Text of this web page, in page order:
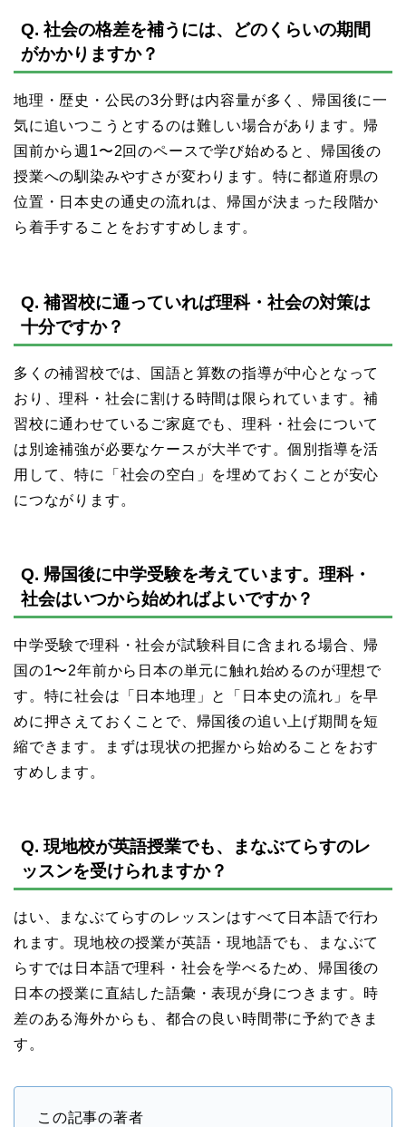
Q. 社会の格差を補うには、どのくらいの期間
がかかりますか？
地理・歴史・公民の3分野は内容量が多く、帰国後に一
気に追いつこうとするのは難しい場合があります。帰
国前から週1〜2回のペースで学び始めると、帰国後の
授業への馴染みやすさが変わります。特に都道府県の
位置・日本史の通史の流れは、帰国が決まった段階か
ら着手することをおすすめします。
Q. 補習校に通っていれば理科・社会の対策は
十分ですか？
多くの補習校では、国語と算数の指導が中心となって
おり、理科・社会に割ける時間は限られています。補
習校に通わせているご家庭でも、理科・社会について
は別途補強が必要なケースが大半です。個別指導を活
用して、特に「社会の空白」を埋めておくことが安心
につながります。
Q. 帰国後に中学受験を考えています。理科・
社会はいつから始めればよいですか？
中学受験で理科・社会が試験科目に含まれる場合、帰
国の1〜2年前から日本の単元に触れ始めるのが理想で
す。特に社会は「日本地理」と「日本史の流れ」を早
めに押さえておくことで、帰国後の追い上げ期間を短
縮できます。まずは現状の把握から始めることをおす
すめします。
Q. 現地校が英語授業でも、まなぶてらすのレ
ッスンを受けられますか？
はい、まなぶてらすのレッスンはすべて日本語で行わ
れます。現地校の授業が英語・現地語でも、まなぶて
らすでは日本語で理科・社会を学べるため、帰国後の
日本の授業に直結した語彙・表現が身につきます。時
差のある海外からも、都合の良い時間帯に予約できま
す。
この記事の著者